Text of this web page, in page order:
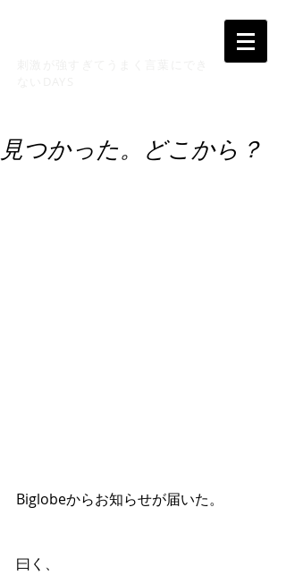
見つかった。どこから？
Biglobeからお知らせが届いた。
曰く、